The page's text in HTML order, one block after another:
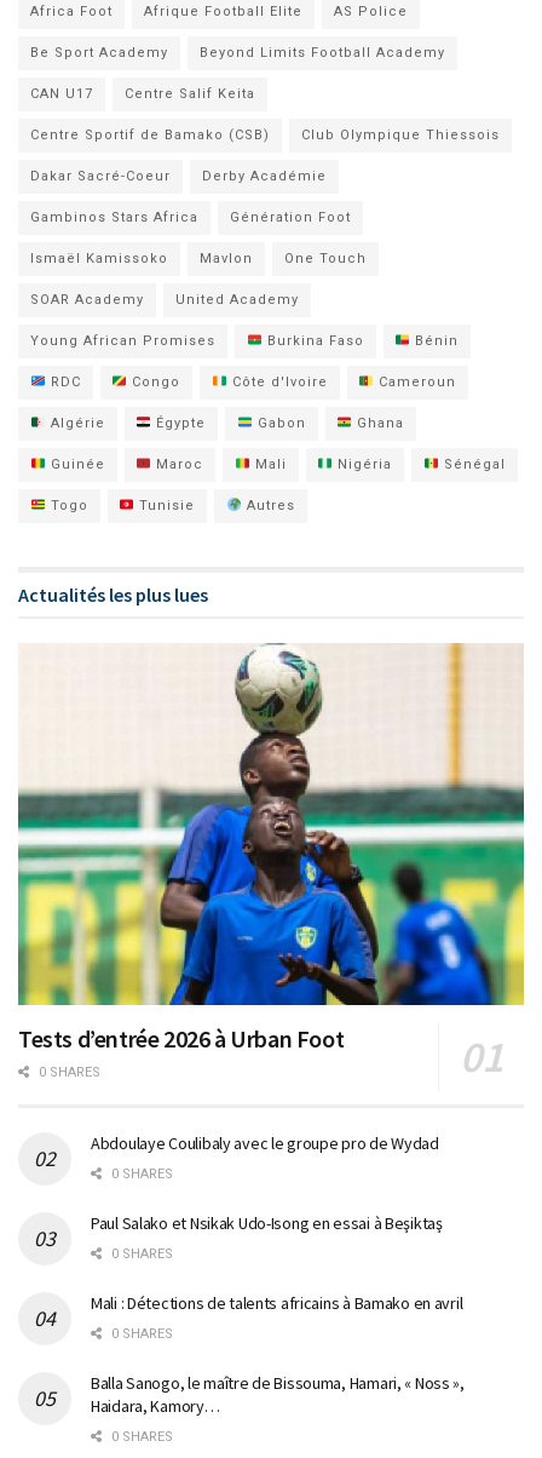
Africa Foot Afrique Football Elite AS Police
Be Sport Academy Beyond Limits Football Academy
CAN U17 Centre Salif Keita
Centre Sportif de Bamako (CSB) Club Olympique Thiessois
Dakar Sacré-Coeur Derby Académie
Gambinos Stars Africa Génération Foot
Ismaël Kamissoko Mavlon One Touch
SOAR Academy United Academy
Young African Promises Burkina Faso Bénin
RDC Congo Côte d'Ivoire Cameroun
Algérie Égypte Gabon Ghana
Guinée Maroc Mali Nigéria Sénégal
Togo Tunisie Autres
Actualités les plus lues
Tests d’entrée 2026 à Urban Foot
0 SHARES
Abdoulaye Coulibaly avec le groupe pro de Wydad
0 SHARES
Paul Salako et Nsikak Udo-Isong en essai à Beşiktaş
0 SHARES
Mali : Détections de talents africains à Bamako en avril
0 SHARES
Balla Sanogo, le maître de Bissouma, Hamari, « Noss »,
Haidara, Kamory…
0 SHARES